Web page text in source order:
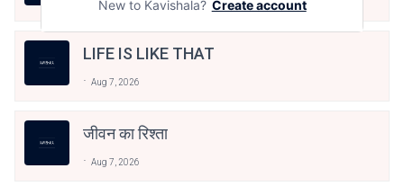
Aug 8, 2026
LIFE IS LIKE THAT
Aug 7, 2026
जीवन का रिश्ता
Aug 7, 2026
New to Kavishala? Create account